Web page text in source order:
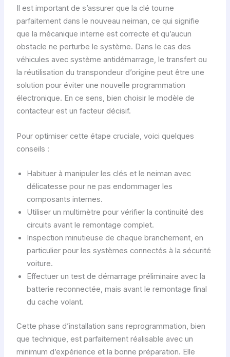
Il est important de s’assurer que la clé tourne
parfaitement dans le nouveau neiman, ce qui signifie
que la mécanique interne est correcte et qu’aucun
obstacle ne perturbe le système. Dans le cas des
véhicules avec système antidémarrage, le transfert ou
la réutilisation du transpondeur d’origine peut être une
solution pour éviter une nouvelle programmation
électronique. En ce sens, bien choisir le modèle de
contacteur est un facteur décisif.
Pour optimiser cette étape cruciale, voici quelques
conseils :
Habituer à manipuler les clés et le neiman avec
délicatesse pour ne pas endommager les
composants internes.
Utiliser un multimètre pour vérifier la continuité des
circuits avant le remontage complet.
Inspection minutieuse de chaque branchement, en
particulier pour les systèmes connectés à la sécurité
voiture.
Effectuer un test de démarrage préliminaire avec la
batterie reconnectée, mais avant le remontage final
du cache volant.
Cette phase d’installation sans reprogrammation, bien
que technique, est parfaitement réalisable avec un
minimum d’expérience et la bonne préparation. Elle